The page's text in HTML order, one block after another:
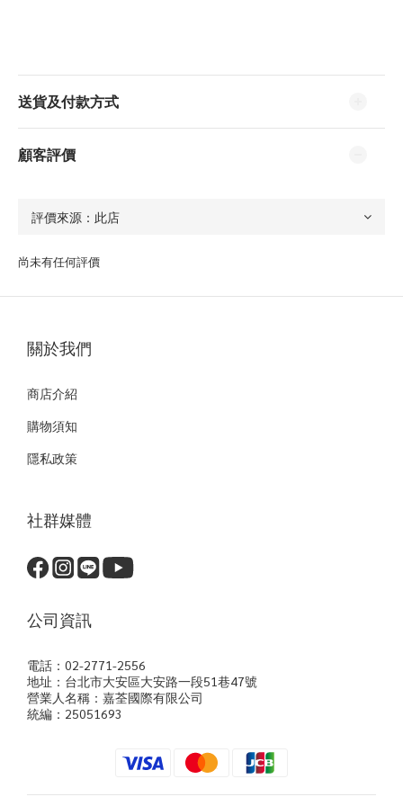
送貨及付款方式
顧客評價
尚未有任何評價
關於我們
商店介紹
購物須知
隱私政策
社群媒體
公司資訊
電話：02-2771-2556
地址：台北市大安區大安路一段51巷47號
營業人名稱：嘉荃國際有限公司
統編：25051693